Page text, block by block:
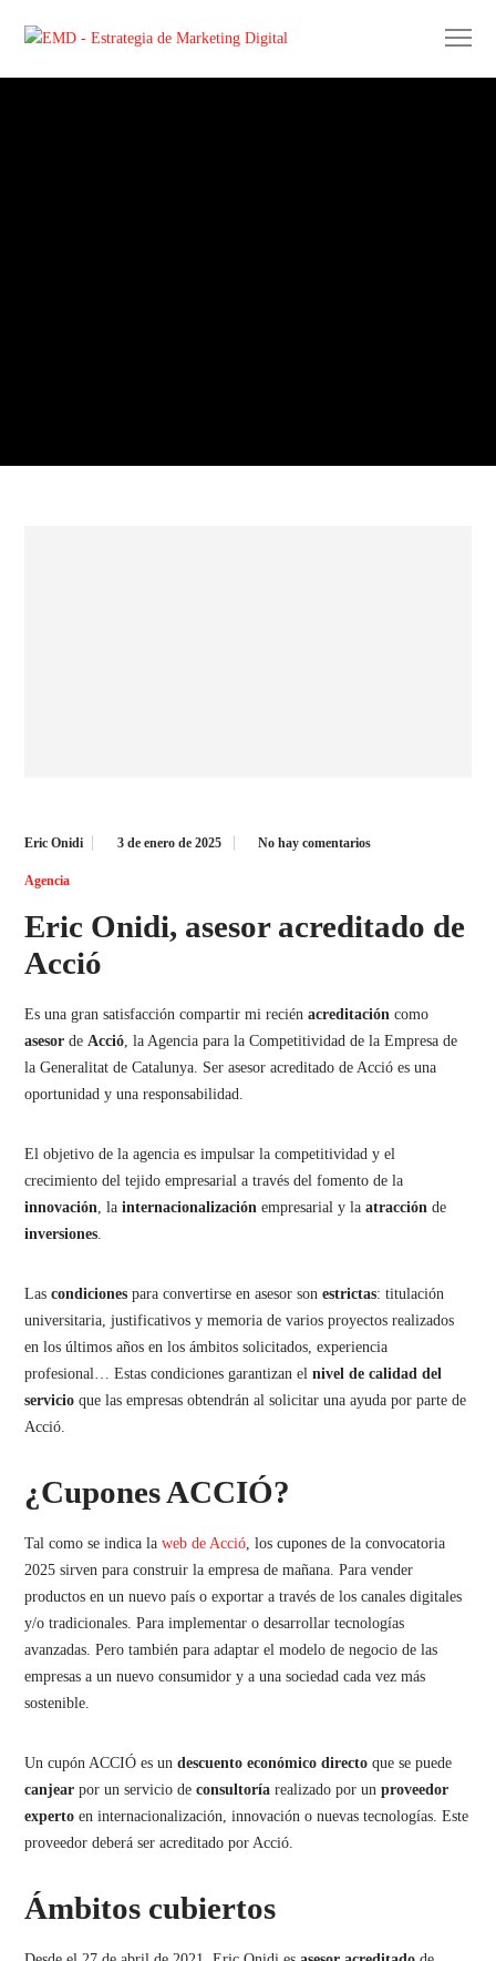
Eric Onidi 3 de enero de 2025 No hay comentarios
Agencia
Eric Onidi, asesor acreditado de
Acció
Es una gran satisfacción compartir mi reciénacreditación como
asesor deAcció, la Agencia para la Competitividad de la Empresa de
la Generalitat de Catalunya. Ser asesor acreditado de Acció es una
oportunidad y una responsabilidad.
El objetivo de la agencia es impulsar la competitividad y el
crecimiento del tejido empresarial a través del fomento de la
innovación, lainternacionalización empresarial y laatracción de
inversiones.
Lascondiciones para convertirse en asesor sonestrictas: titulación
universitaria, justificativos y memoria de varios proyectos realizados
en los últimos años en los ámbitos solicitados, experiencia
profesional… Estas condiciones garantizan elnivel de calidad del
servicio que las empresas obtendrán al solicitar una ayuda por parte de
Acció.
¿Cupones ACCIÓ?
Tal como se indica laweb de Acció, los cupones de la convocatoria
2025 sirven para construir la empresa de mañana. Para vender
productos en un nuevo país o exportar a través de los canales digitales
y/o tradicionales. Para implementar o desarrollar tecnologías
avanzadas. Pero también para adaptar el modelo de negocio de las
empresas a un nuevo consumidor y a una sociedad cada vez más
sostenible.
Un cupón ACCIÓ es undescuento económico directo que se puede
canjear por un servicio deconsultoría realizado por unproveedor
experto en internacionalización, innovación o nuevas tecnologías. Este
proveedor deberá ser acreditado por Acció.
Ámbitos cubiertos